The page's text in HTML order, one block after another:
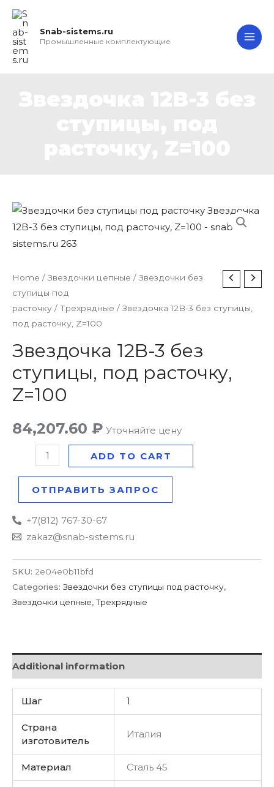
Перейти
содержимому
Snab-sistems.ru
Промышленные комплектующие
Home / Звездочки цепные / Звездочки без
ступицы под
расточку / Трехрядные / Звездочка 12B-3 без ступицы,
под расточку, Z=100
Звездочка 12B-3 без
ступицы, под расточку,
Z=100
84,207.60 ₽ Уточняйте цену
Звездочка
12B-
3
без
ступицы,
под
расточку,
Z=100
ADD TO CART
ОТПРАВИТЬ ЗАПРОС
+7(812) 767-30-67
zakaz@snab-sistems.ru
SKU: 2e04e0b11bfd
Categories: Звездочки без ступицы под расточку,
Звездочки цепные,Трехрядные
Additional information
Шаг 1
Страна
изготовитель
Италия
Материал Сталь 45